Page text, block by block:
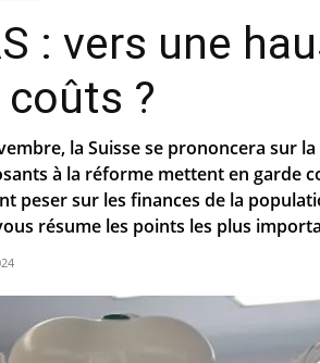
: vers une
coûts ?
la Suisse se prononcera sur
à la réforme mettent en garde
peser sur les finances de la
résume les points les plus